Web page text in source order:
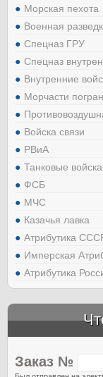
Морская пехота
Военная
Спецназ ГРУ
Спецназ
Внутренние
Морчасти
Войска связи
РВиА
Танковые войска
ФСБ
МЧС
Казачья лавка
Атрибутика
Имперская
Атрибутика
Заказ №